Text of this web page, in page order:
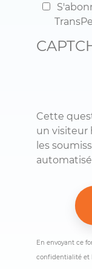
Cette
un visiteur
les
En envoyant ce
confidentialité et